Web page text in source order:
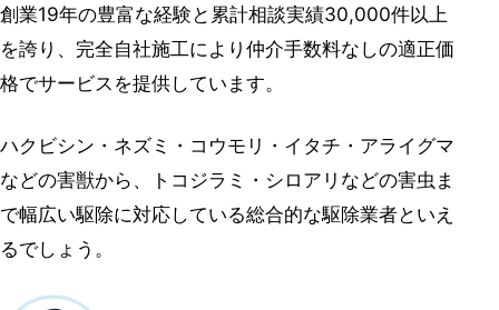
創業19年の豊富な経験と累計相談実績30,000件以上
を誇り、完全自社施工により仲介手数料なしの適正価
格でサービスを提供しています。
ハクビシン・ネズミ・コウモリ・イタチ・アライグマ
などの害獣から、トコジラミ・シロアリなどの害虫ま
で幅広い駆除に対応している総合的な駆除業者といえ
るでしょう。